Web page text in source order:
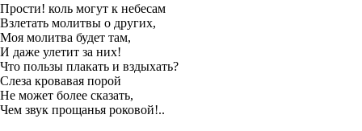
Прости! коль могут к небесам
Взлетать молитвы о других,
Моя молитва будет там,
И даже улетит за них!
Что пользы плакать и вздыхать?
Слеза кровавая порой
Не может более сказать,
Чем звук прощанья роковой!..